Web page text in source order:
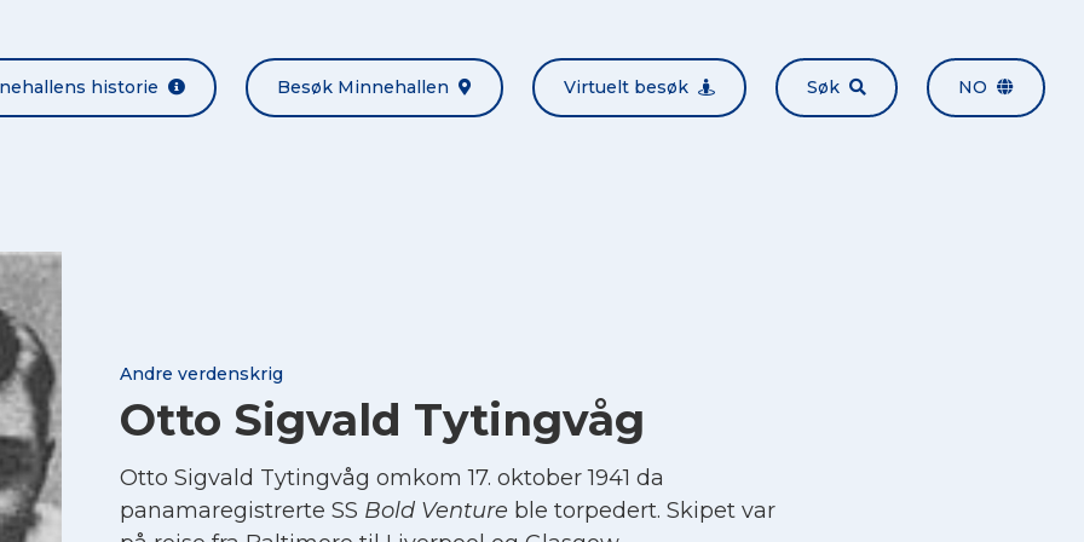
historie Besøk Minnehallen Virtuelt besøk Søk NO
Andre verdenskrig
Otto Sigvald Tytingvåg
Otto Sigvald Tytingvåg omkom 17. oktober 1941 da
panamaregistrerte SS Bold Venture ble torpedert. Skipet var